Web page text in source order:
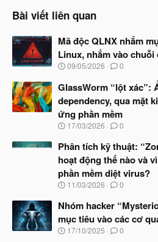
Bài viết liên quan
Mã độc QLNX nhắm
Linux, nhắm vào
N
à
y
b
ắ
t
ầ
u
09/05/2026 0
GlassWorm “lột xác”:
dependency, qua mặt
ứng phần mềm
N
à
b
ắ
t
ầ
u
17/03/2026 0
Phân tích kỹ thuật:
hoạt động thế nào và
phần mềm diệt virus?
N
à
b
ắ
11/03/2026 0
Nhóm hacker
mục tiêu vào các cơ
N
17/10/2025 0